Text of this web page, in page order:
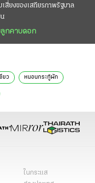
เสี่ยงของเสถียรภาพรัฐบาล
น
กคาบดอก
ยว หนอนกระทู้ผัก
ในกระแส